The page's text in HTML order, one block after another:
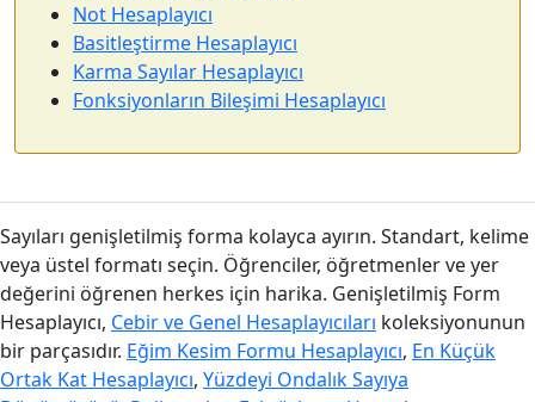
Not Hesaplayıcı
Basitleştirme Hesaplayıcı
Karma Sayılar Hesaplayıcı
Fonksiyonların Bileşimi Hesaplayıcı
Sayıları genişletilmiş forma kolayca ayırın. Standart, kelime
veya üstel formatı seçin. Öğrenciler, öğretmenler ve yer
değerini öğrenen herkes için harika. Genişletilmiş Form
Hesaplayıcı, Cebir ve Genel Hesaplayıcıları koleksiyonunun
bir parçasıdır. Eğim Kesim Formu Hesaplayıcı, En Küçük
Ortak Kat Hesaplayıcı, Yüzdeyi Ondalık Sayıya